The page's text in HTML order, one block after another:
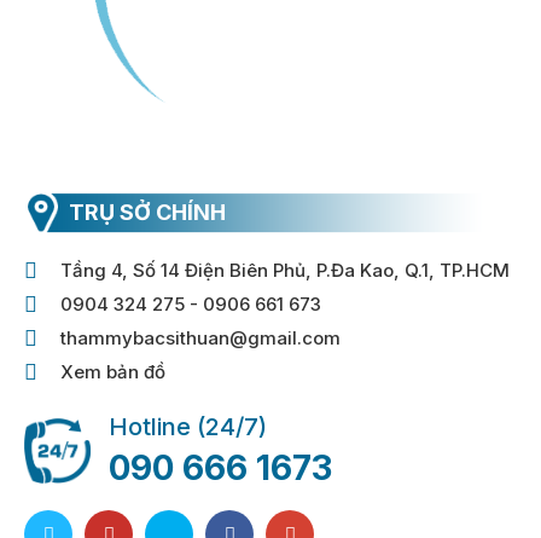
TRỤ SỞ CHÍNH
Tầng 4, Số 14 Điện Biên Phủ, P.Đa Kao, Q.1, TP.HCM
0904 324 275 - 0906 661 673
thammybacsithuan@gmail.com
Xem bản đồ
Hotline (24/7)
090 666 1673